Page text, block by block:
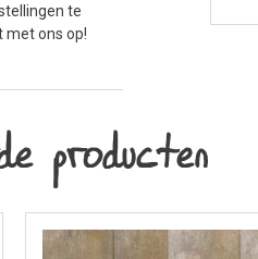
te
met ons op!
producten